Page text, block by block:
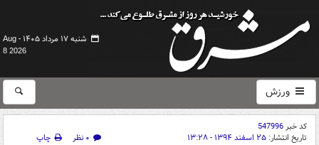
شنبه ۱۷ مرداد ۱۴۰۵ -
Aug
8 2026
ورزش
کد خبر547996
تاریخ انتشار: ۲۵ اسفند ۱۳۹۴ - ۱۳:۲۸ ۰ نظر
چاپ